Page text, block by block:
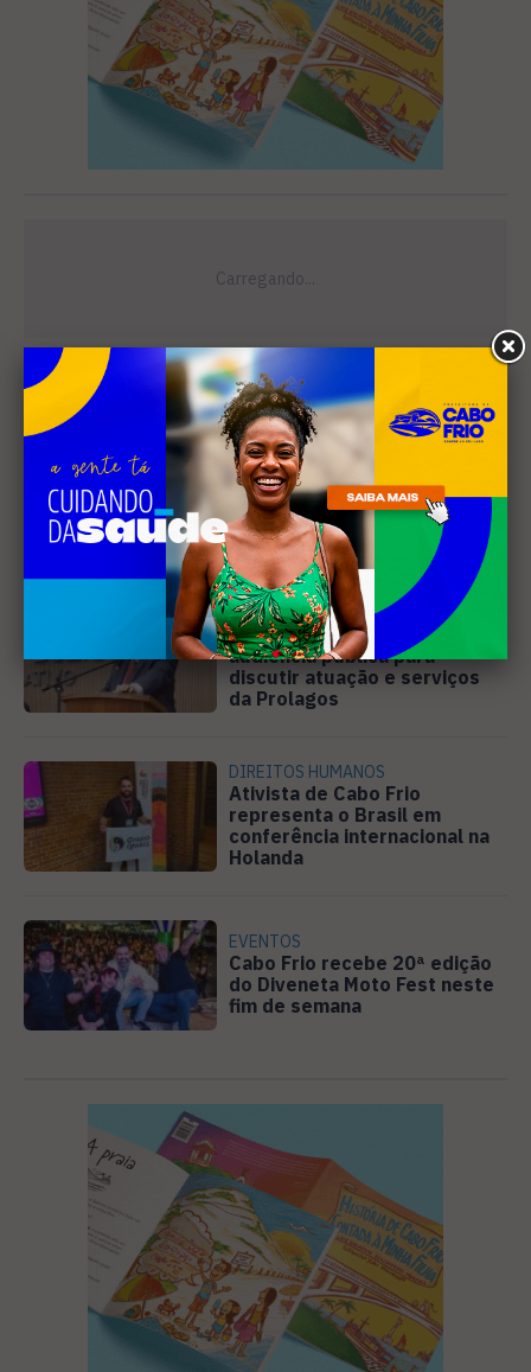
Leia Também
EDUCAÇÃO
Projeto "Interlinhas" lança
concurso de redação para
estudantes do ensino médio
em Cabo Frio
SANEAMENTO
Câmara de Búzios aprova
audiência pública para
discutir atuação e serviços
da Prolagos
DIREITOS HUMANOS
Ativista de Cabo Frio
representa o Brasil em
conferência internacional na
Holanda
EVENTOS
Cabo Frio recebe 20ª edição
do Diveneta Moto Fest neste
fim de semana